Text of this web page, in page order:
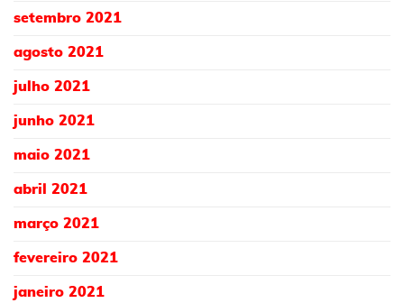
setembro 2021
agosto 2021
julho 2021
junho 2021
maio 2021
abril 2021
março 2021
fevereiro 2021
janeiro 2021